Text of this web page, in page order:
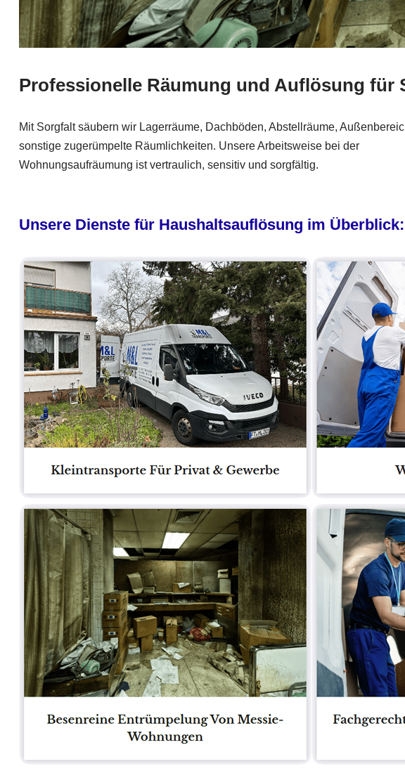
Professionelle Räumung und Auflösung für
Mit Sorgfalt säubern wir Lagerräume, Dachböden, Abstellräume,
sonstige zugerümpelte Räumlichkeiten. Unsere Arbeitsweise bei der
Wohnungsaufräumung ist vertraulich, sensitiv und sorgfältig.
Unsere Dienste für Haushaltsauflösung im Überblick: